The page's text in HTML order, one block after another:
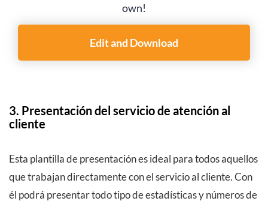
own!
Edit and Download
3. Presentación del servicio de atención al
cliente
Esta plantilla de presentación es ideal para todos aquellos
que trabajan directamente con el servicio al cliente. Con
él podrá presentar todo tipo de estadísticas y números de